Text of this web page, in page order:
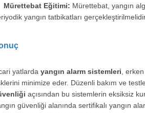
Mürettebat Eğitimi: Mürettebat, yangın
yangın tatbikatları
yatlarda yangın alarm sistemleri ,
minimize eder. Düzenli bakım ve
açısından bu sistemlerin eksiksiz
güvenliği alanında sertifikalı yangın